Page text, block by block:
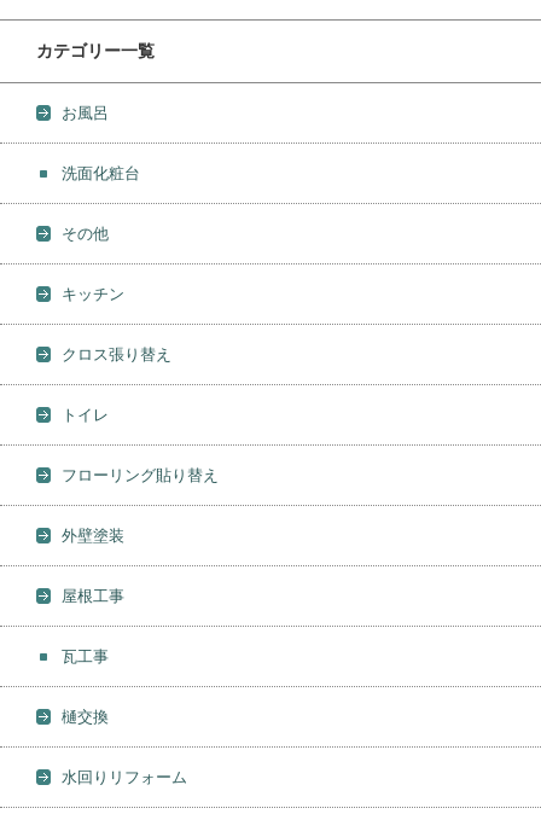
カテゴリー一覧
お風呂
洗面化粧台
その他
キッチン
クロス張り替え
トイレ
フローリング貼り替え
外壁塗装
屋根工事
瓦工事
樋交換
水回りリフォーム